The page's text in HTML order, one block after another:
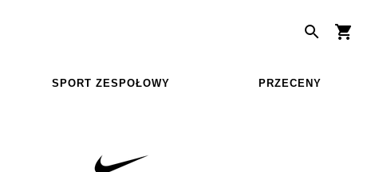
SPORT ZESPOŁOWY PRZECENY